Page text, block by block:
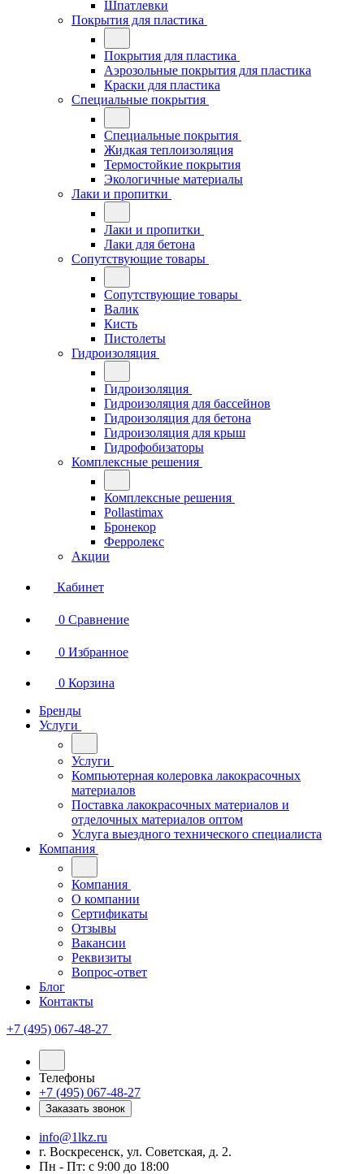
Шпатлевки
Покрытия для пластика
Покрытия для пластика
Аэрозольные покрытия для пластика
Краски для пластика
Специальные покрытия
Специальные покрытия
Жидкая теплоизоляция
Термостойкие покрытия
Экологичные материалы
Лаки и пропитки
Лаки и пропитки
Лаки для бетона
Сопутствующие товары
Сопутствующие товары
Валик
Кисть
Пистолеты
Гидроизоляция
Гидроизоляция
Гидроизоляция для бассейнов
Гидроизоляция для бетона
Гидроизоляция для крыш
Гидрофобизаторы
Комплексные решения
Комплексные решения
Pollastimax
Бронекор
Ферролекс
Акции
Кабинет
0 Сравнение
0 Избранное
0 Корзина
Бренды
Услуги
Услуги
Компьютерная колеровка лакокрасочных
материалов
Поставка лакокрасочных материалов и
отделочных материалов оптом
Услуга выездного технического специалиста
Компания
Компания
О компании
Сертификаты
Отзывы
Вакансии
Реквизиты
Вопрос-ответ
Блог
Контакты
+7 (495) 067-48-27
Телефоны
+7 (495) 067-48-27
Заказать звонок
info@1lkz.ru
г. Воскресенск, ул. Советская, д. 2.
Пн - Пт: с 9:00 до 18:00